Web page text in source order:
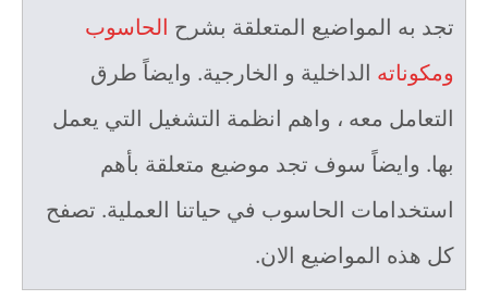
تجد به المواضيع المتعلقة بشرح الحاسوب
ومكوناته الداخلية و الخارجية. وايضاً طرق
التعامل معه ، واهم انظمة التشغيل التي يعمل
بها. وايضاً سوف تجد موضيع متعلقة بأهم
استخدامات الحاسوب في حياتنا العملية. تصفح
كل هذه المواضيع الان.